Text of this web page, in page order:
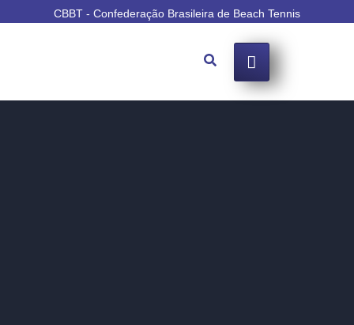
CBBT - Confederação Brasileira de Beach Tennis